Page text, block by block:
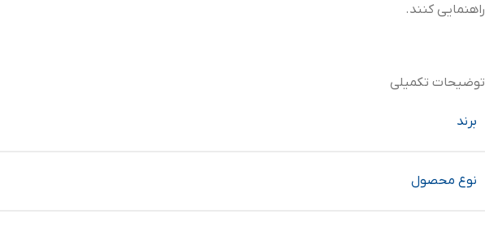
راهنمایی کنند.
توضیحات تکمیلی
برند
نوع محصول